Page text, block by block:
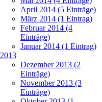
April 2014 (5 Einträge)
März 2014 (1 Eintrag)
Februar 2014 (4
Einträge)
Januar 2014 (1 Eintrag)
2013
Dezember 2013 (2
Einträge)
November 2013 (3
Einträge)